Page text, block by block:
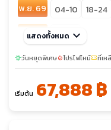
ทัวร์อังกฤษ มนต์เสน่ห์
ลิเวอร์พูล แมนเชสเตอร์